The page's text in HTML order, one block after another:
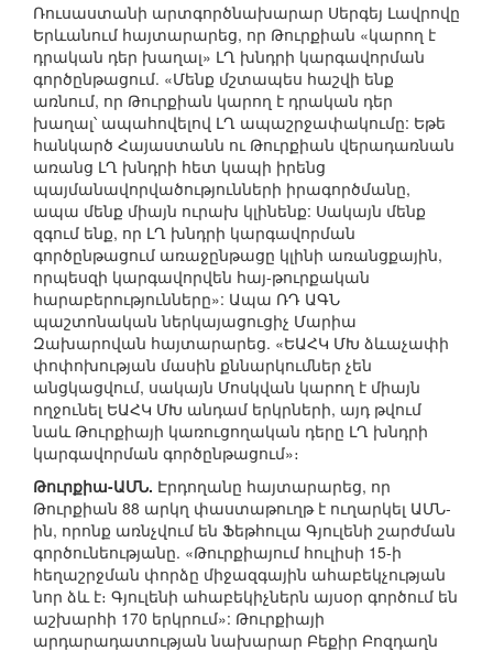
Ռուսաստանի արտգործնախարար Սերգեյ Լավրովը
Երևանում հայտարարեց, որ Թուրքիան «կարող է
դրական դեր խաղալ» ԼՂ խնդրի կարգավորման
գործընթացում. «Մենք մշտապես հաշվի ենք
առնում, որ Թուրքիան կարող է դրական դեր
խաղալ՝ ապահովելով ԼՂ ապաշրջափակումը: Եթե
հանկարծ Հայաստանն ու Թուրքիան վերադառնան
առանց ԼՂ խնդրի հետ կապի իրենց
պայմանավորվածությունների իրագործմանը,
ապա մենք միայն ուրախ կլինենք: Սակայն մենք
զգում ենք, որ ԼՂ խնդրի կարգավորման
գործընթացում առաջընթացը կլինի առանցքային,
որպեսզի կարգավորվեն հայ-թուրքական
հարաբերությունները»: Ապա ՌԴ ԱԳՆ
պաշտոնական ներկայացուցիչ Մարիա
Զախարովան հայտարարեց. «ԵԱՀԿ ՄԽ ձևաչափի
փոփոխության մասին քննարկումներ չեն
անցկացվում, սակայն Մոսկվան կարող է միայն
ողջունել ԵԱՀԿ ՄԽ անդամ երկրների, այդ թվում
նաև Թուրքիայի կառուցողական դերը ԼՂ խնդրի
կարգավորման գործընթացում»։
Թուրքիա-ԱՄՆ. Էրդողանը հայտարարեց, որ
Թուրքիան 88 արկղ փաստաթուղթ է ուղարկել ԱՄՆ-
ին, որոնք առնչվում են Ֆեթհուլա Գյուլենի շարժման
գործունեությանը. «Թուրքիայում հուլիսի 15-ի
հեղաշրջման փորձը միջազգային ահաբեկչության
նոր ձև է։ Գյուլենի ահաբեկիչներն այսօր գործում են
աշխարհի 170 երկրում»: Թուրքիայի
արդարադատության նախարար Բեքիր Բոզդաղն